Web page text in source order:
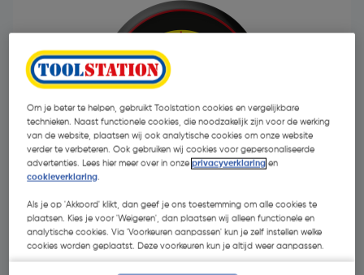
€ 6,19| Excl. btw € 5,12€ 9,52/kg
Om je beter te helpen, gebruikt Toolstation cookies en vergelijkbare
technieken. Naast functionele cookies, die noodzakelijk zijn voor de werking
van de website, plaatsen wij ook analytische cookies om onze website
verder te verbeteren. Ook gebruiken wij cookies voor gepersonaliseerde
advertenties. Lees hier meer over in onzeprivacyverklaring en
cookieverklaring.
Als je op 'Akkoord' klikt, dan geef je ons toestemming om alle cookies te
plaatsen. Kies je voor 'Weigeren', dan plaatsen wij alleen functionele en
analytische cookies. Via 'Voorkeuren aanpassen' kun je zelf instellen welke
cookies worden geplaatst. Deze voorkeuren kun je altijd weer aanpassen.